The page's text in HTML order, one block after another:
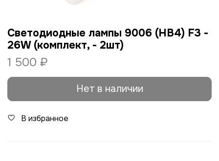
Cветодиодные лампы 9006 (HB4) F3 -
26W (комплект, - 2шт)
1 500 ₽
Нет в наличии
В избранное